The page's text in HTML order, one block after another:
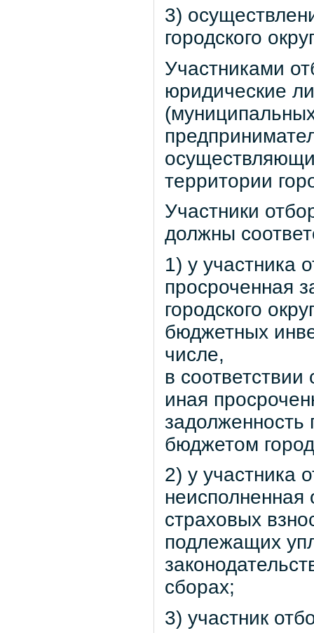
3)
городского
Участниками
юридические
территории
Участники
должны
1) у участника
просроченная
городского
бюджетных
числе,
в
иная
задолженность
бюджетом
2) у участника
неисполненная
страховых
подлежащих
сборах;
3) участник